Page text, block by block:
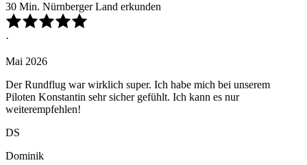
30 Min. Nürnberger Land erkunden
·
Mai 2026
Der Rundflug war wirklich super. Ich habe mich bei unserem
Piloten Konstantin sehr sicher gefühlt. Ich kann es nur
weiterempfehlen!
DS
Dominik